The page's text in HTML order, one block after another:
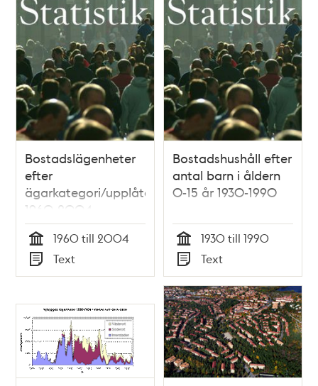
Bostadslägenheter
efter
ägarkategori/upplåtelseform
1960-2004
Tid
1960 till 2004
Typ
Text
Bostadshushåll efter
antal barn i åldern
0-15 år 1930-1990
Tid
1930 till 1990
Typ
Text